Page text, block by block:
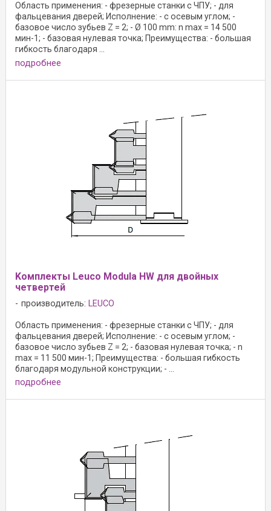
Область применения: - фрезерные станки с ЧПУ; - для
фальцевания дверей; Исполнение: - с осевым углом; -
базовое число зубьев Z = 2; - Ø 100 mm: n max = 14 500
мин-1; - базовая нулевая точка; Преимущества: - большая
гибкость благодаря ...
подробнее
Kомплекты Leuco Modula HW для двойных
четвертей
производитель: LEUCO
Область применения: - фрезерные станки с ЧПУ; - для
фальцевания дверей; Исполнение: - с осевым углом; -
базовое число зубьев Z = 2; - базовая нулевая точка; - n
max = 11 500 мин-1; Преимущества: - большая гибкость
благодаря модульной конструкции; - ...
подробнее